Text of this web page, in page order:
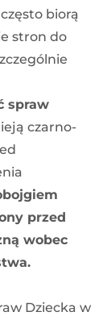
biorą
stron do
spraw
czarno-
przed
wobec
Dziecka w